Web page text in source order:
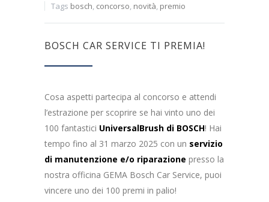
Tags bosch, concorso, novità, premio
BOSCH CAR SERVICE TI PREMIA!
Cosa aspetti partecipa al concorso e attendi
l’estrazione per scoprire se hai vinto uno dei
100 fantastici UniversalBrush di BOSCH! Hai
tempo fino al 31 marzo 2025 con un servizio
di manutenzione e/o riparazione presso la
nostra officina GEMA Bosch Car Service, puoi
vincere uno dei 100 premi in palio!